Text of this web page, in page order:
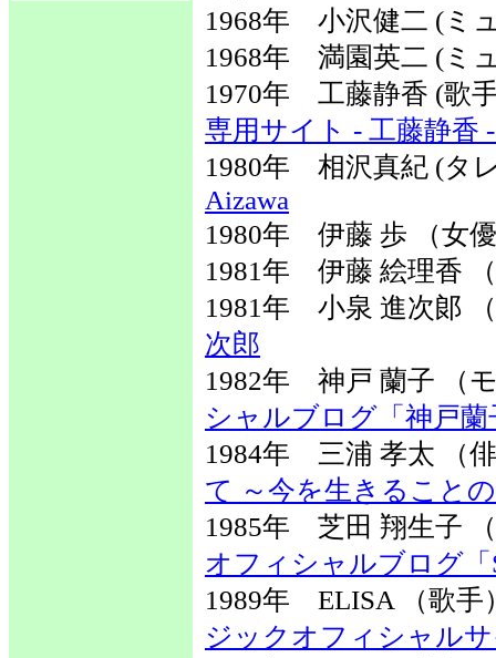
1968年 小沢健二 (ミ
1968年 満園英二 (ミ
1970年 工藤静香 (
専用サイト - 工藤静香 -
1980年 相沢真紀 (
Aizawa
1980年 伊藤 歩 （
1981年 伊藤 絵理香
1981年 小泉 進次
次郎
1982年 神戸 蘭子
シャルブログ「神戸蘭
1984年 三浦 孝太
て ～今を生きること
1985年 芝田 翔生
オフィシャルブログ「
1989年 ELISA （
ジックオフィシャル